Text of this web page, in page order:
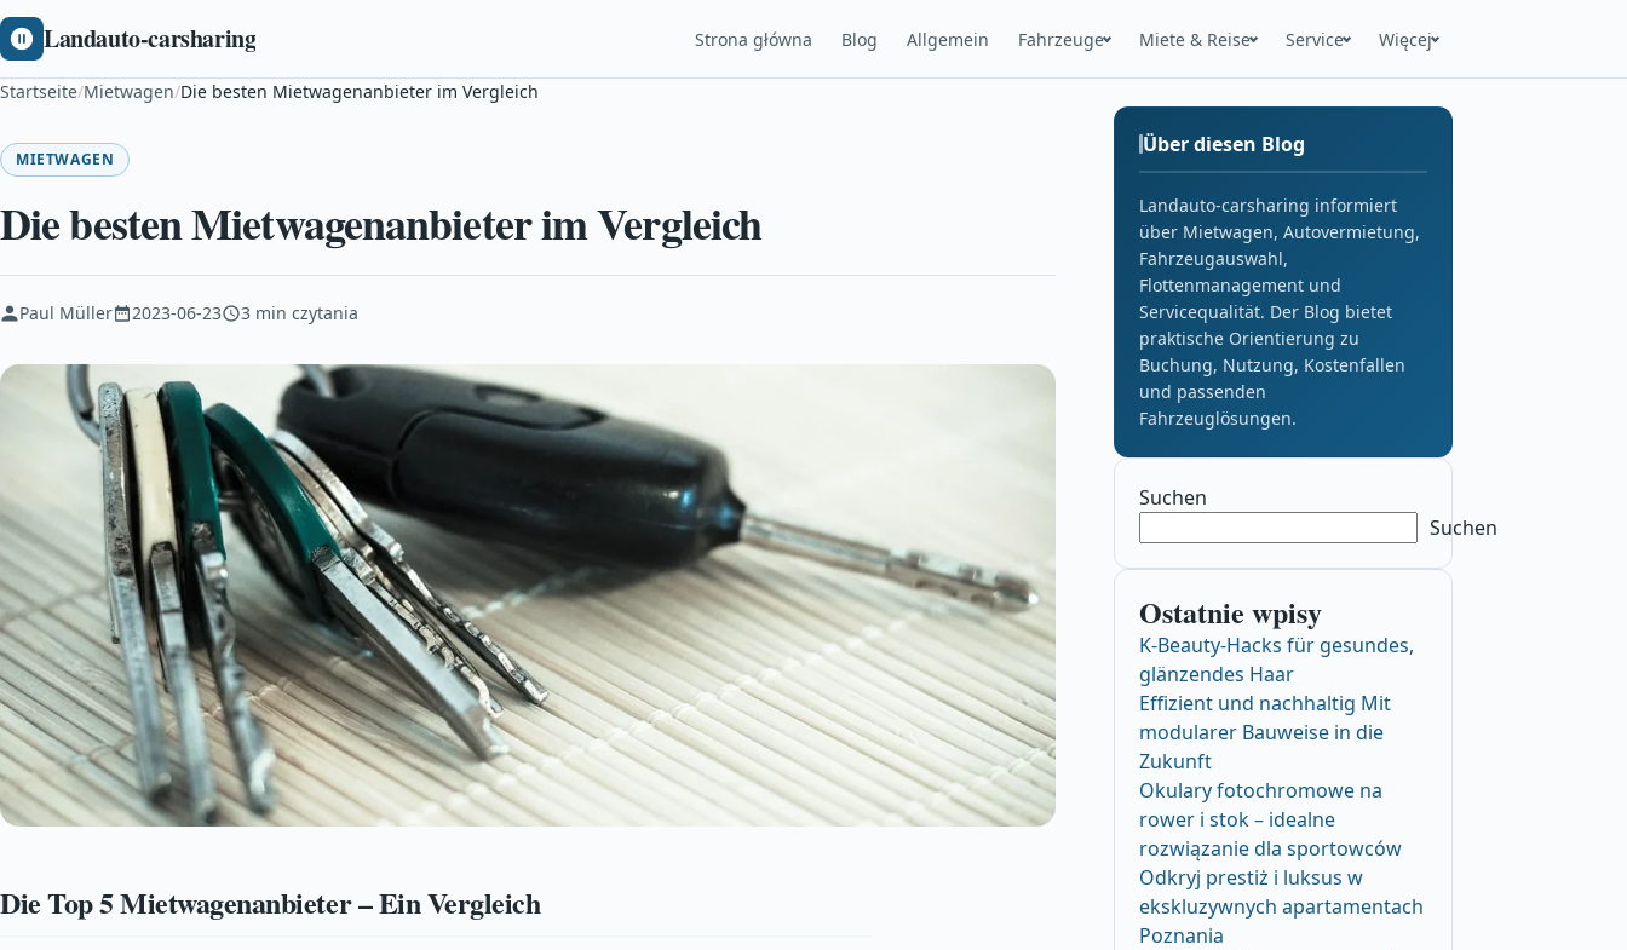
Landauto-carsharing Strona główna Blog Allgemein Fahrzeuge Miete & Reise Service Więcej
Startseite/Mietwagen/Die besten Mietwagenanbieter im Vergleich
MIETWAGEN
Die besten Mietwagenanbieter im Vergleich
Paul Müller 2023-06-23 3 min czytania
Die Top 5 Mietwagenanbieter – Ein Vergleich
Über diesen Blog
Landauto-carsharing informiert
über Mietwagen, Autovermietung,
Fahrzeugauswahl,
Flottenmanagement und
Servicequalität. Der Blog bietet
praktische Orientierung zu
Buchung, Nutzung, Kostenfallen
und passenden
Fahrzeuglösungen.
Suchen
Suchen
Ostatnie wpisy
K-Beauty-Hacks für gesundes,
glänzendes Haar
Effizient und nachhaltig Mit
modularer Bauweise in die
Zukunft
Okulary fotochromowe na
rower i stok – idealne
rozwiązanie dla sportowców
Odkryj prestiż i luksus w
ekskluzywnych apartamentach
Poznania